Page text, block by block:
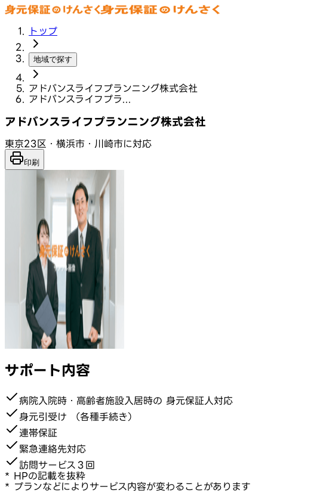
トップ
地域で探す
アドバンスライフプランニング株式会社
アドバンスライフプラ...
アドバンスライフプランニング株式会社
東京23区・横浜市・川崎市に対応
印刷
サポート内容
病院入院時・高齢者施設入居時の 身元保証人対応
身元引受け （各種手続き）
連帯保証
緊急連絡先対応
訪問サービス３回
* HPの記載を抜粋
* プランなどによりサービス内容が変わることがあります